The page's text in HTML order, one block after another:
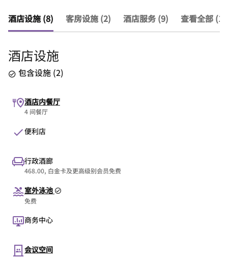
酒店设施 (8) 客房设施 (2) 酒店服务 (9) 查看全部
酒店设施
包含设施 (2)
酒店内餐厅
4 间餐厅
便利店
行政酒廊
468.00, 白金卡及更高级别会员免费
室外泳池
免费
商务中心
会议空间